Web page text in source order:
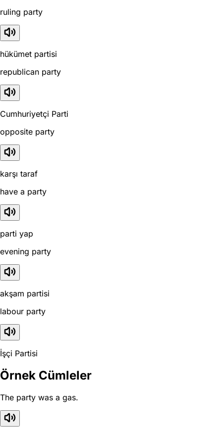
ruling party
hükümet partisi
republican party
Cumhuriyetçi Parti
opposite party
karşı taraf
have a party
parti yap
evening party
akşam partisi
labour party
İşçi Partisi
Örnek Cümleler
The party was a gas.